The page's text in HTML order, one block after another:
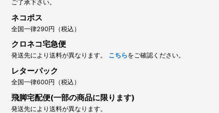
ご了承下さい。
ネコポス
全国一律290円（税込）
クロネコ宅急便
発送先により送料が異なります。 こちらをご確認ください。
レターパック
全国一律600円（税込）
飛脚宅配便(一部の商品に限ります)
発送先により送料が異なります。